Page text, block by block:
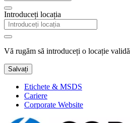
Introduceți locația
Vă rugăm să introduceți o locație validă
Salvați
Etichete & MSDS
Cariere
Corporate Website